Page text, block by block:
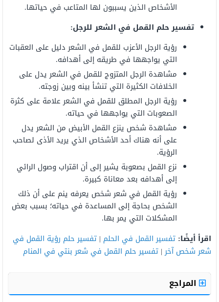
الأشخاص الذين يسببون لها المتاعب في حياتها.
تفسير حلم القمل في الشعر للرجل:
رؤية الرجل الأعزب للقمل في الشعر دليل على العقبات
التي يواجهها في طريقه إلى أهدافه.
مشاهدة الرجل المتزوج للقمل في الشعر يدل على
الخلافات الكثيرة التي تنشأ بينه وبين زوجته.
رؤية الرجل المطلق للقمل في الشعر علامة على كثرة
الصعوبات التي يواجهها في حياته.
مشاهدة شخص ينزع القمل الأبيض من الشعر يدل
على أنه هناك أحد الأشخاص الذي يريد الأذى لصاحب
الرؤية.
نزع القمل بصعوبة يشير إلى أن اقتراب وصول الرائي
إلى أهدافه بعد معاناة كبيرة.
رؤية القمل في شعر شخص يعرفه ينم على أن ذلك
الشخص بحاجة إلى المساعدة في حياته؛ بسبب بعض
المشكلات التي يمر بها.
اقرأ أيضًا: تفسير القمل في الحلم | تفسير حلم رؤية القمل في
شعر شخص آخر| تفسير حلم القمل في شعر بنتي في المنام
المراجع